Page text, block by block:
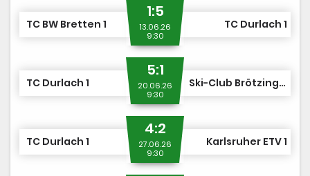
TC BW Bretten 1
1:5
13.06.26
9:30
TC Durlach 1
TC Durlach 1
5:1
20.06.26
9:30
Ski-Club Brötzingen 1
TC Durlach 1
4:2
27.06.26
9:30
Karlsruher ETV 1